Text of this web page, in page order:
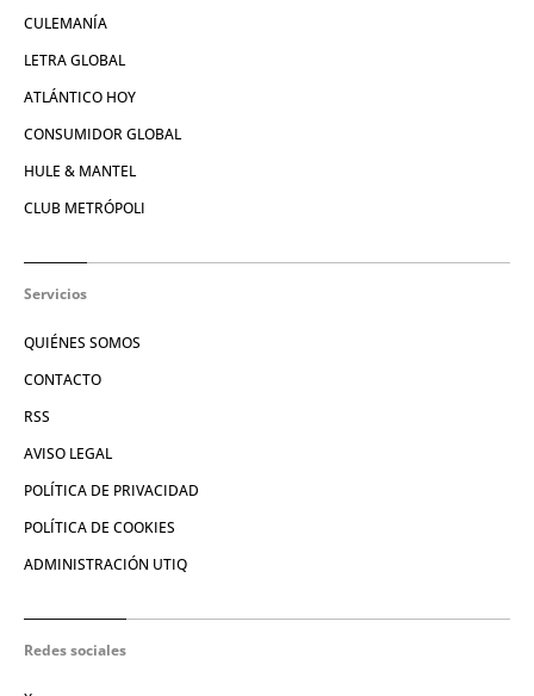
CULEMANÍA
LETRA GLOBAL
ATLÁNTICO HOY
CONSUMIDOR GLOBAL
HULE & MANTEL
CLUB METRÓPOLI
Servicios
QUIÉNES SOMOS
CONTACTO
RSS
AVISO LEGAL
POLÍTICA DE PRIVACIDAD
POLÍTICA DE COOKIES
ADMINISTRACIÓN UTIQ
Redes sociales